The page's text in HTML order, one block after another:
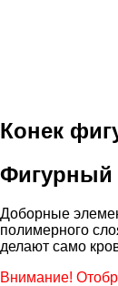
Конек
Фигурный
Доборные
полимерного
делают само
Внимание!